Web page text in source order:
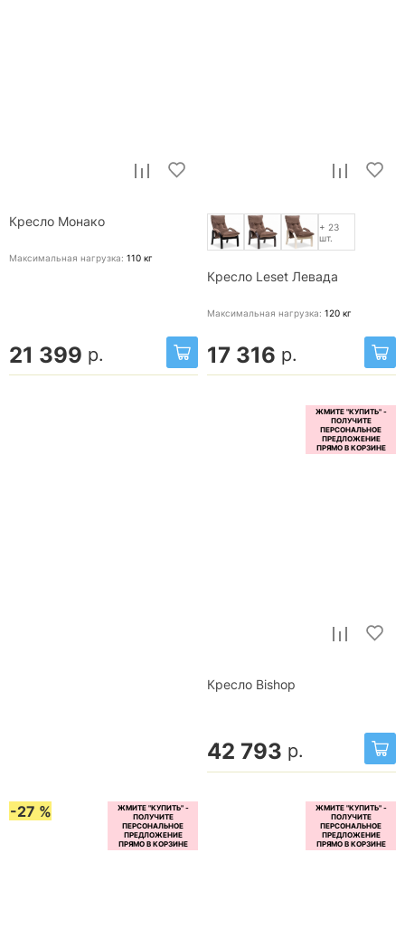
Кресло Монако
Максимальная нагрузка: 110 кг
21 399 р.
+ 23
шт.
Кресло Leset Левада
Максимальная нагрузка: 120 кг
17 316 р.
Кресло Bishop
42 793 р.
-27 %